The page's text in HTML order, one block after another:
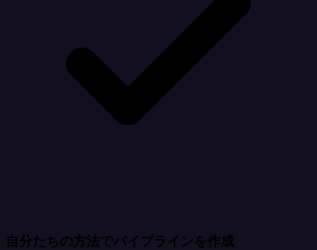
自分たちの方法でパイプラインを作成